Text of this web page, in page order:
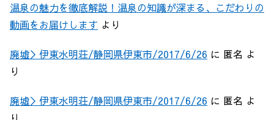
温泉の魅力を徹底解説！温泉の知識が深まる、こだわりの
動画をお届けします より
廃墟＞伊東水明荘/静岡県伊東市/2017/6/26 に 匿名 よ
り
廃墟＞伊東水明荘/静岡県伊東市/2017/6/26 に 匿名 よ